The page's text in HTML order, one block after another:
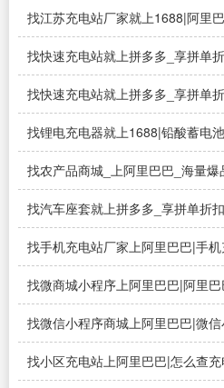
的分享下
找江苏充电站厂家就上1688|阿里
找
找快速充电站就上拼多多_享拼单
买个电动车快速充电器怎么样？
找快速充电站就上拼多多_享拼单
拼单赚钱的活动，这个活动的真实
找锂电充电器就上1688|铅酸蓄电
作什么原因48伏的？
找农产品商城_上阿里巴巴_海量爆
品需求网
找汽车座套就上拼多多_享拼单折
多里面拼单？
找手机充电站厂家上阿里巴巴|手
巴找批发货物用40块钱够一个月的
找微商城小程序上阿里巴巴|阿里
版小程序申请暂未通过，你会使用
找微信小程序商城上阿里巴巴|微
里巴巴拼团，在里面被骗了怎么能
找小区充电站上阿里巴巴|怎么查充